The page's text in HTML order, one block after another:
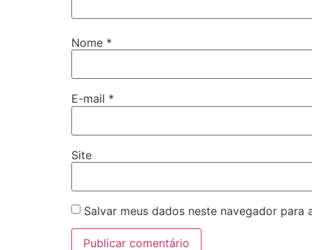
Nome *
E-mail *
Site
Salvar meus dados neste navegador para